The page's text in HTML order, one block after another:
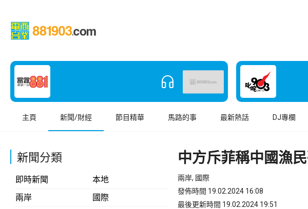
主頁 新聞/財經 節目精華 馬路的事 最新熱話 DJ專欄
新聞分類
即時新聞
本地
兩岸
國際
中方斥菲稱中國漁
兩岸, 國際
發佈時間 19.02.2024 16:08
最後更新時間 19.02.2024 19:51